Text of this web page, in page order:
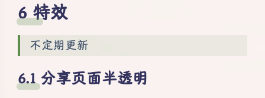
特效
不定期更新
分享页面半透明